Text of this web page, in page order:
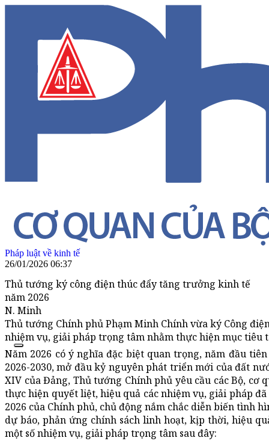
Pháp luật về kinh tế
26/01/2026 06:37
Thủ tướng ký công điện thúc đẩy tăng trưởng kinh tế
năm 2026
N. Minh
Thủ tướng Chính phủ Phạm Minh Chính vừa ký Công
nhiệm vụ, giải pháp trọng tâm nhằm thực hiện mục tiêu
Năm 2026 có ý nghĩa đặc biệt quan trọng, năm đầu
2026-2030, mở đầu kỷ nguyên phát triển mới của đất
XIV của Đảng, Thủ tướng Chính phủ yêu cầu các Bộ,
thực hiện quyết liệt, hiệu quả các nhiệm vụ, giải pháp
2026 của Chính phủ, chủ động nắm chắc diễn biến tình
dự báo, phản ứng chính sách linh hoạt, kịp thời, hiệu
một số nhiệm vụ, giải pháp trọng tâm sau đây: